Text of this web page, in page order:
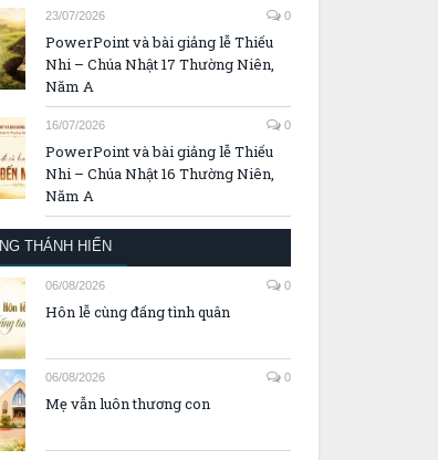
23/07/2026 0
PowerPoint và bài giảng lễ Thiếu
Nhi – Chúa Nhật 17 Thường Niên,
Năm A
16/07/2026 0
PowerPoint và bài giảng lễ Thiếu
Nhi – Chúa Nhật 16 Thường Niên,
Năm A
THÁNH HIẾN
06/08/2026 0
Hôn lễ cùng đấng tình quân
06/08/2026 0
Mẹ vẫn luôn thương con